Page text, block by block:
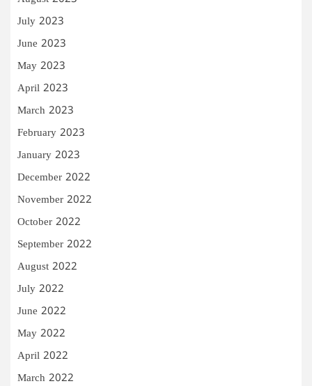
July 2023
June 2023
May 2023
April 2023
March 2023
February 2023
January 2023
December 2022
November 2022
October 2022
September 2022
August 2022
July 2022
June 2022
May 2022
April 2022
March 2022